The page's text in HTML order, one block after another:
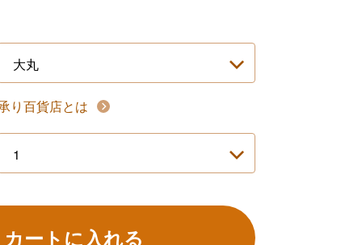
り百貨店とは
カートに入れる